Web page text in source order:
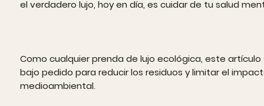
el verdadero lujo, hoy en día, es cuidar de tu salud
Como cualquier prenda de lujo ecológica, este
bajo pedido para reducir los residuos y limitar el
medioambiental.